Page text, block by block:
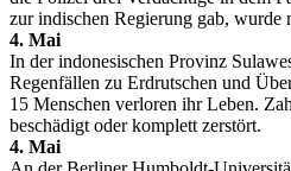
zur indischen Regierung gab, wurde
4. Mai
In der indonesischen Provinz
Regenfällen zu Erdrutschen und
15 Menschen verloren ihr Leben.
beschädigt oder komplett zerstört.
4. Mai